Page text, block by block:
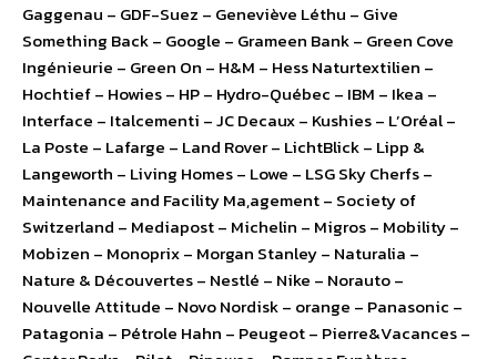
Gaggenau – GDF-Suez – Geneviève Léthu – Give
Something Back – Google – Grameen Bank – Green Cove
Ingénieurie – Green On – H&M – Hess Naturtextilien –
Hochtief – Howies – HP – Hydro-Québec – IBM – Ikea –
Interface – Italcementi – JC Decaux – Kushies – L’Oréal –
La Poste – Lafarge – Land Rover – LichtBlick – Lipp &
Langeworth – Living Homes – Lowe – LSG Sky Cherfs –
Maintenance and Facility Ma,agement – Society of
Switzerland – Mediapost – Michelin – Migros – Mobility –
Mobizen – Monoprix – Morgan Stanley – Naturalia –
Nature & Découvertes – Nestlé – Nike – Norauto –
Nouvelle Attitude – Novo Nordisk – orange – Panasonic –
Patagonia – Pétrole Hahn – Peugeot – Pierre&Vacances –